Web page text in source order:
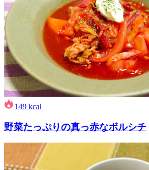
149 kcal
野菜たっぷりの真っ赤なボルシチ